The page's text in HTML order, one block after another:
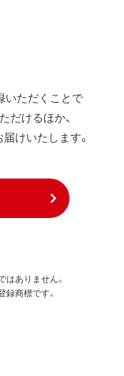
いただくことで
だけるほか、
けいたします。
ありません。
商標です。